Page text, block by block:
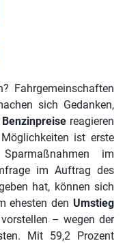
Fahrgemeinschaften
sich Gedanken,
reagieren
ist erste
im
im Auftrag des
hat, können sich
ehesten den Umstieg
vorstellen – wegen der
Mit 59,2 Prozent